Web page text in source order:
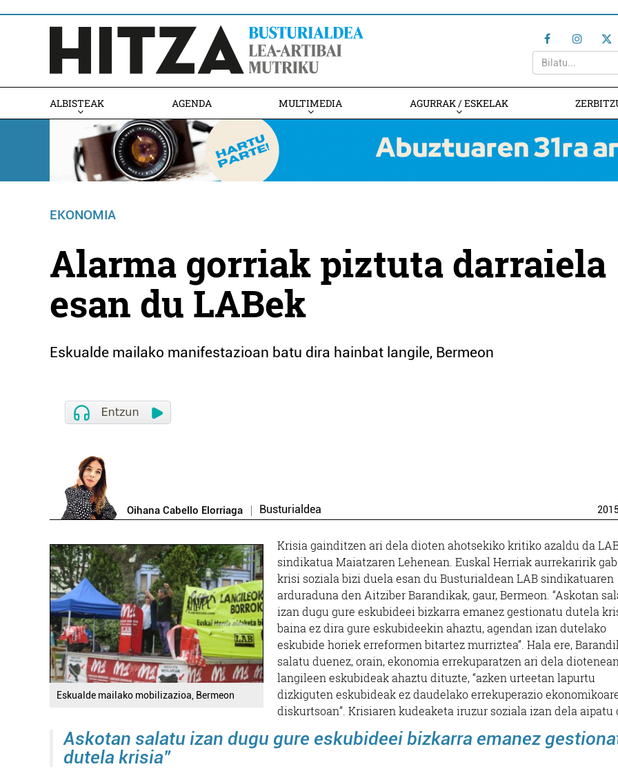
ALBISTEAK AGENDA MULTIMEDIA AGURRAK / ESKELAK
EKONOMIA
Alarma gorriak piztuta darraiela
esan du LABek
Eskualde mailako manifestazioan batu dira hainbat langile, Bermeon
Oihana Cabello Elorriaga Busturialdea 2015
Eskualde mailako mobilizazioa, Bermeon
Krisia gainditzen ari dela dioten ahotsekiko kritiko azaldu da
sindikatua Maiatzaren Lehenean. Euskal Herriak aurrekaririk
krisi soziala bizi duela esan du Busturialdean LAB sindikatuaren
arduraduna den Aitziber Barandikak, gaur, Bermeon. “Askotan
izan dugu gure eskubideei bizkarra emanez gestionatu dutela
baina ez dira gure eskubideekin ahaztu, agendan izan dutelako
eskubide horiek erreformen bitartez murriztea”. Hala ere,
salatu duenez, orain, ekonomia errekuparatzen ari dela diotenean
langileen eskubideak ahaztu dituzte, “azken urteetan lapurtu
dizkiguten eskubideak ez daudelako errekuperazio
diskurtsoan”.
Askotan salatu izan dugu gure eskubideei bizkarra emanez
dutela krisia”
Krisiaren kudeaketa iruzur soziala izan dela aipatu